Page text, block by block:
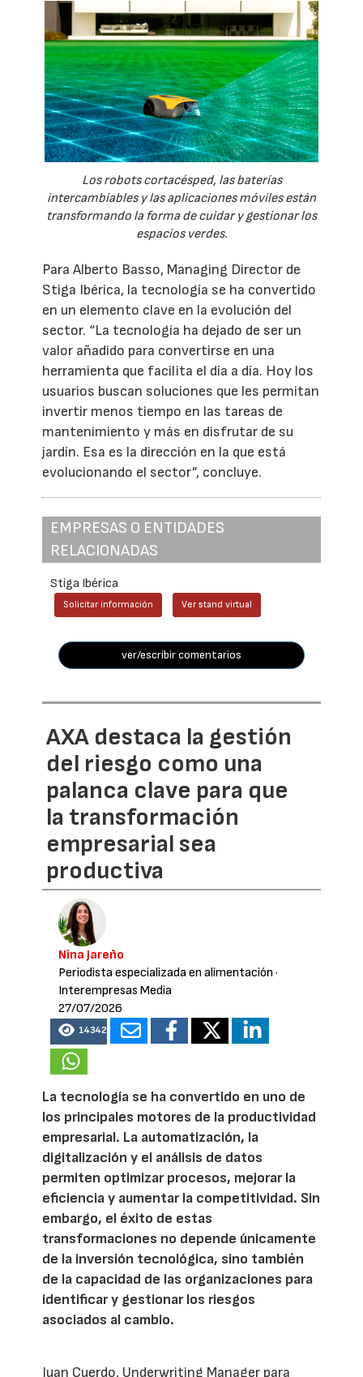
Los robots cortacésped, las baterías
intercambiables y las aplicaciones móviles están
transformando la forma de cuidar y gestionar los
espacios verdes.
Para Alberto Basso, Managing Director de
Stiga Ibérica, la tecnología se ha convertido
en un elemento clave en la evolución del
sector. “La tecnología ha dejado de ser un
valor añadido para convertirse en una
herramienta que facilita el día a día. Hoy los
usuarios buscan soluciones que les permitan
invertir menos tiempo en las tareas de
mantenimiento y más en disfrutar de su
jardín. Esa es la dirección en la que está
evolucionando el sector”, concluye.
EMPRESAS O ENTIDADES
RELACIONADAS
Stiga Ibérica
Solicitar información Ver stand virtual
ver/escribir comentarios
AXA destaca la gestión
del riesgo como una
palanca clave para que
la transformación
empresarial sea
productiva
Nina Jareño
Periodista especializada en alimentación ·
Interempresas Media
27/07/2026
14342
La tecnología se ha convertido en uno de
los principales motores de la productividad
empresarial. La automatización, la
digitalización y el análisis de datos
permiten optimizar procesos, mejorar la
eficiencia y aumentar la competitividad. Sin
embargo, el éxito de estas
transformaciones no depende únicamente
de la inversión tecnológica, sino también
de la capacidad de las organizaciones para
identificar y gestionar los riesgos
asociados al cambio.
Juan Cuerdo, Underwriting Manager para